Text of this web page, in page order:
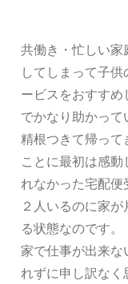
共働き・忙しい家
してしまって子
ービスをおすす
でかなり助かっ
精根つきて帰っ
ことに最初は感
れなかった宅配
２人いるのに家
る状態なのです。
家で仕事が出来
れずに申し訳な